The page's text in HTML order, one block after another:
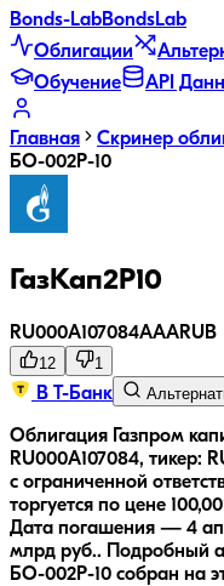
Bonds-LabBondsLab
Облигации
Обучение
API
Главная Скринер
БО-002Р-10
ГазКап2P10
RU000A107084AAARUB
12 1
В Т-Банк
Облигация Газпром
RU000A107084, тикер:
с ограниченной
торгуется по цене
Дата погашения — 4
млрд руб..
Подробный
БО-002Р-10 собран на